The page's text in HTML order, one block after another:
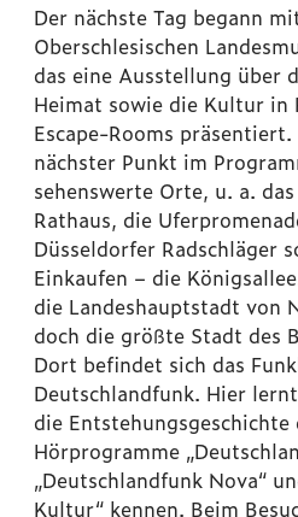
Der nächste Tag begann
Oberschlesischen
das eine Ausstellung über
Heimat sowie die Kultur in
Escape-Rooms
nächster Punkt im
sehenswerte Orte, u. a.
Rathaus, die
Düsseldorfer Radschläger
Einkaufen – die
die Landeshauptstadt von
doch die größte Stadt des
Dort befindet sich das
Deutschlandfunk. Hier
die
Hörprogramme
„Deutschlandfunk Nova“
Kultur“ kennen. Beim